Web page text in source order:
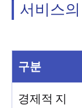
서비스
구분
경제적 지